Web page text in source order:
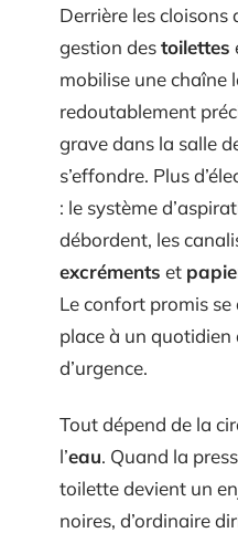
Derrière les cloisons
gestion destoilettes
mobilise une chaîne
redoutablement
grave dans la salle
s’effondre. Plus
: le système
débordent, les
excréments et
Le confort promis
place à un quotidien
d’urgence.
Tout dépend de la
l’eau. Quand la
toilette devient un
noires, d’ordinaire